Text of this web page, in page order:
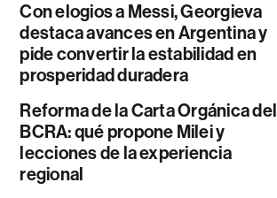
Con elogios a Messi, Georgieva
destaca avances en Argentina y
pide convertir la estabilidad en
prosperidad duradera
Reforma de la Carta Orgánica del
BCRA: qué propone Milei y
lecciones de la experiencia
regional